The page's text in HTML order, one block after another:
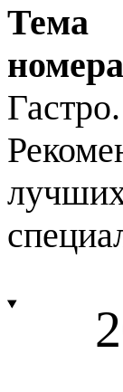
Тема
Гастро.